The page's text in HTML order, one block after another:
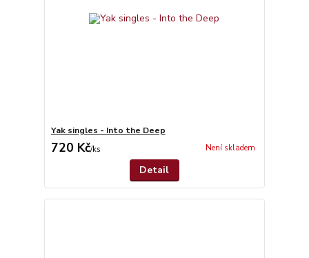
Yak singles - Into the Deep
720 Kč/ks Není skladem
Detail